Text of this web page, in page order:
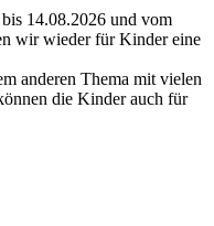
14.08.2026 und vom
wir wieder für Kinder eine
anderen Thema mit vielen
die Kinder auch für